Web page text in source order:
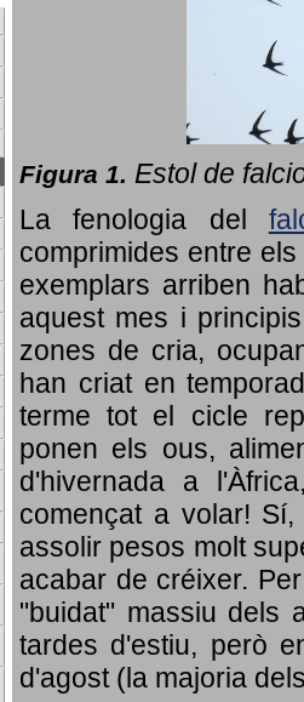
Figura 1. Estol de
La fenologia del
comprimides entre
exemplars arriben
aquest mes i
zones de cria,
han criat en
terme tot el cicle
ponen els ous,
d'hivernada a
començat a volar!
assolir pesos molt
acabar de créixer.
"buidat" massiu dels
tardes d'estiu, però
d'agost (la majoria